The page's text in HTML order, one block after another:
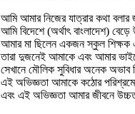
আমি আমার নিজের যাত্রার কথা
আমি বিদেশে (অর্থাৎ বাংলাদেশ) বেড়ে
আমার মা ছিলেন একজন স্কুল শিক্ষক
তারা দুজনেই আমাকে এবং আমার
সেখানে মৌলিক সুবিধার অনেক অভাব
এই অভিজ্ঞতা আমাকে কঠোর
এবং এই অভিজ্ঞতা আমার জীবনে